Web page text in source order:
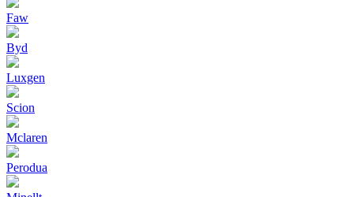
Faw
Byd
Luxgen
Scion
Mclaren
Perodua